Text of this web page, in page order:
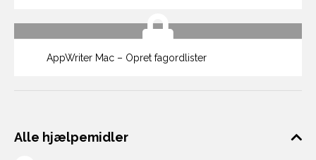
AppWriter Mac – Opret fagordlister
Alle hjælpemidler